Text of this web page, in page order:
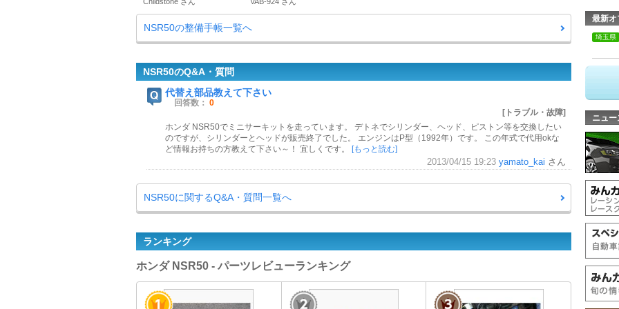
NSR50の整備手帳一覧へ
NSR50のQ&A・質問
代替え部品教えて下さい
回答数： 0
[トラブル・故障]
ホンダ NSR50でミニサーキットを走っています。 デトネでシリンダー、ヘッド、ピストン等を交換したい
のですが、シリンダーとヘッドが販売終了でした。 エンジンはP型（1992年）です。 この年式で代用okな
ど情報お持ちの方教えて下さい～！ 宜しくです。
[もっと読む]
2013/04/15 19:23 yamato_kai さん
NSR50に関するQ&A・質問一覧へ
ランキング
ホンダ NSR50 - パーツレビューランキング
最新オ
埼玉県
ニュー